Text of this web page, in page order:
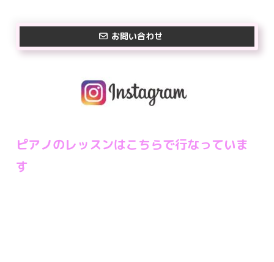
お問い合わせ
ピアノのレッスンはこちらで行なっていま
す